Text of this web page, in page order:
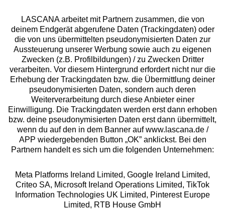
Services
Beratung
Über uns
Rechtliches
Alle Preise inkl. MwSt., zzgl.
Versandkosten
** Bonität vorausgesetzt, berechtigt zur Bonitätsprüfung
LASCANA arbeitet mit Partnern zusammen, die von
deinem Endgerät abgerufene Daten (Trackingdaten) oder
die von uns übermittelten pseudonymisierten Daten zur
Aussteuerung unserer Werbung sowie auch zu eigenen
Zwecken (z.B. Profilbildungen) / zu Zwecken Dritter
verarbeiten. Vor diesem Hintergrund erfordert nicht nur die
Erhebung der Trackingdaten bzw. die Übermittlung deiner
pseudonymisierten Daten, sondern auch deren
Weiterverarbeitung durch diese Anbieter einer
Einwilligung. Die Trackingdaten werden erst dann erhoben
bzw. deine pseudonymisierten Daten erst dann übermittelt,
wenn du auf den in dem Banner auf www.lascana.de /
APP wiedergebenden Button „OK” anklickst. Bei den
Partnern handelt es sich um die folgenden Unternehmen:
Meta Platforms Ireland Limited, Google Ireland Limited,
Criteo SA, Microsoft Ireland Operations Limited, TikTok
Information Technologies UK Limited, Pinterest Europe
Limited, RTB House GmbH